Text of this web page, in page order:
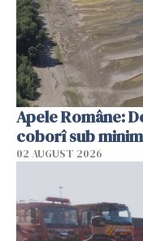
Apele Române:
coborî sub
02 AUGUST 2026